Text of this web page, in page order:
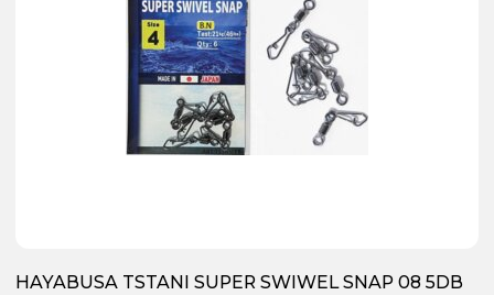
HAYABUSA TSTANI SUPER SWIWEL SNAP 08 5DB